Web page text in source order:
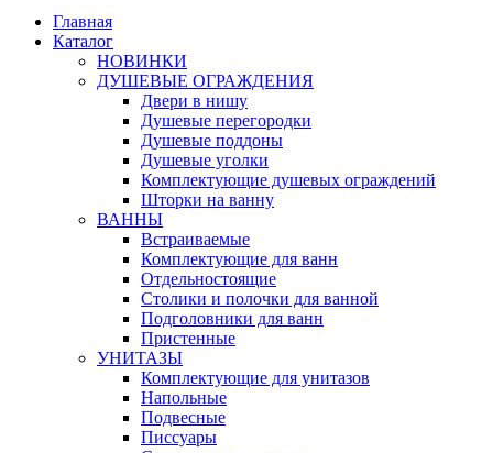
Главная
Каталог
НОВИНКИ
ДУШЕВЫЕ ОГРАЖДЕНИЯ
Двери в нишу
Душевые перегородки
Душевые поддоны
Душевые уголки
Комплектующие душевых ограждений
Шторки на ванну
ВАННЫ
Встраиваемые
Комплектующие для ванн
Отдельностоящие
Столики и полочки для ванной
Подголовники для ванн
Пристенные
УНИТАЗЫ
Комплектующие для унитазов
Напольные
Подвесные
Писсуары